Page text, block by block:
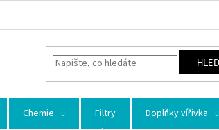
Chemie Filtry Doplňky vířivka